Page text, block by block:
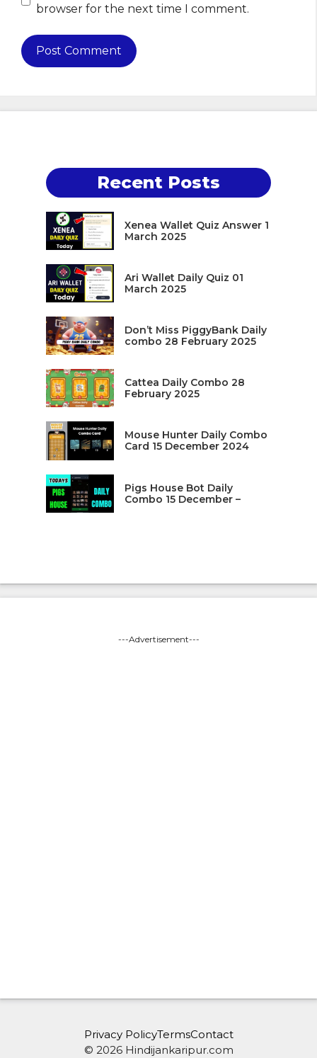
browser for the next time I comment.
Recent Posts
Xenea Wallet Quiz Answer 1
March 2025
Ari Wallet Daily Quiz 01
March 2025
Don’t Miss PiggyBank Daily
combo 28 February 2025
Cattea Daily Combo 28
February 2025
Mouse Hunter Daily Combo
Card 15 December 2024
Pigs House Bot Daily
Combo 15 December –
---Advertisement---
© 2026 Hindijankaripur.com
Privacy PolicyTermsContact